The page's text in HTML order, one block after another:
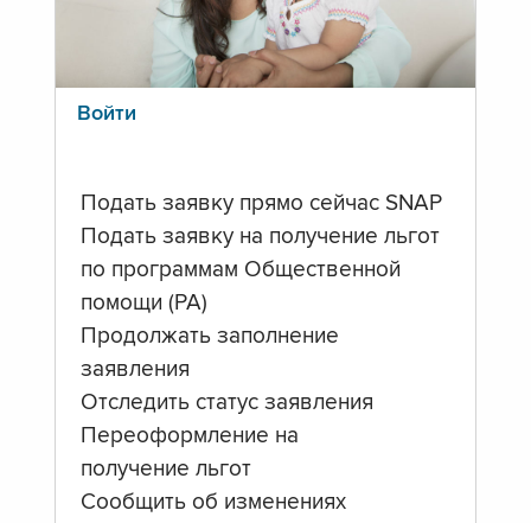
Войти
Подать заявку прямо сейчас SNAP
Подать заявку на получение льгот
по программам Общественной
помощи (PA)
Продолжать заполнение
заявления
Отследить статус заявления
Переоформление на
получение льгот
Сообщить об изменениях